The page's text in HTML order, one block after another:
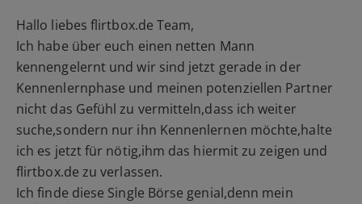
Hallo liebes flirtbox.de Team,
Ich habe über euch einen netten Mann
kennengelernt und wir sind jetzt gerade in der
Kennenlernphase und meinen potenziellen Partner
nicht das Gefühl zu vermitteln,dass ich weiter
suche,sondern nur ihn Kennenlernen möchte,halte
ich es jetzt für nötig,ihm das hiermit zu zeigen und
flirtbox.de zu verlassen.
Ich finde diese Single Börse genial,denn mein